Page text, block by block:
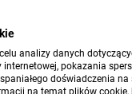
analizy danych
internetowej, pokazania
doświadczenia na
na temat plików cookie,